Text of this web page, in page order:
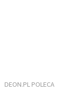
DEON.PL POLECA